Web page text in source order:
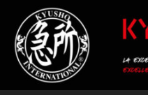
contenido
principal
contenido
secundario
Kyusho Pro